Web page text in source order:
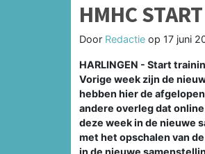
HMHC
Door Redactie op 17 juni
HARLINGEN - Start
Vorige week zijn de
hebben hier de
andere overleg dat
deze week in de nieuwe
met het opschalen van
in de nieuwe